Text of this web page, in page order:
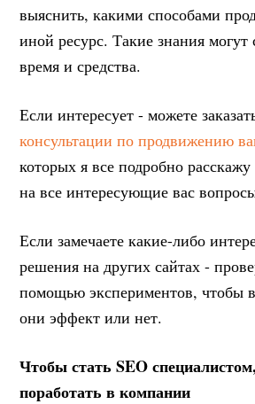
выяснить, какими способами
иной ресурс. Такие знания могут
время и средства.
Если интересует - можете
консультации по продвижению
которых я все подробно
на все интересующие вас
Если замечаете какие-либо
решения на других сайтах -
помощью экспериментов, чтобы
они эффект или нет.
Чтобы стать SEO
поработать в компании